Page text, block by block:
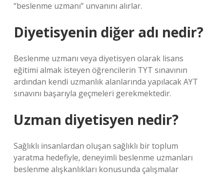
“beslenme uzmanı” unvanını alırlar.
Diyetisyenin diğer adı nedir?
Beslenme uzmanı veya diyetisyen olarak lisans
eğitimi almak isteyen öğrencilerin TYT sınavının
ardından kendi uzmanlık alanlarında yapılacak AYT
sınavını başarıyla geçmeleri gerekmektedir.
Uzman diyetisyen nedir?
Sağlıklı insanlardan oluşan sağlıklı bir toplum
yaratma hedefiyle, deneyimli beslenme uzmanları
beslenme alışkanlıkları konusunda çalışmalar